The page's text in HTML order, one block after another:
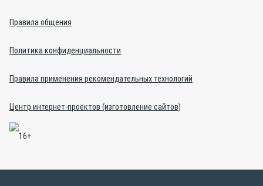
Правила общения
Политика конфиденциальности
Правила применения рекомендательных технологий
Центр интернет-проектов (изготовление сайтов)